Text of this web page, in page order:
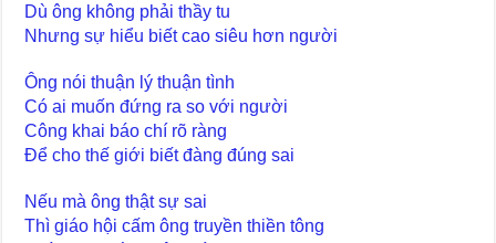
Dù ông không phải thầy tu
Nhưng sự hiểu biết cao siêu hơn người
Ông nói thuận lý thuận tình
Có ai muốn đứng ra so với người
Công khai báo chí rõ ràng
Để cho thế giới biết đàng đúng sai
Nếu mà ông thật sự sai
Thì giáo hội cấm ông truyền thiền tông